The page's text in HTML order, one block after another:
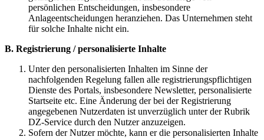
persönlichen Entscheidungen, insbesondere
Anlageentscheidungen heranziehen. Das Unternehmen steht
für solche Inhalte nicht ein.
B. Registrierung / personalisierte Inhalte
Unter den personalisierten Inhalten im Sinne der
nachfolgenden Regelung fallen alle registrierungspflichtigen
Dienste des Portals, insbesondere Newsletter, personalisierte
Startseite etc. Eine Änderung der bei der Registrierung
angegebenen Nutzerdaten ist unverzüglich unter der Rubrik
DZ-Service durch den Nutzer anzuzeigen.
Sofern der Nutzer möchte, kann er die personalisierten Inhalte